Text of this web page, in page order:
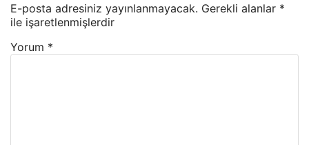
E-posta adresiniz yayınlanmayacak. Gerekli alanlar *
ile işaretlenmişlerdir
Yorum *